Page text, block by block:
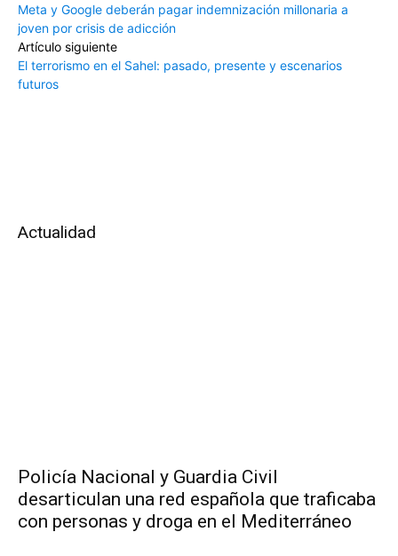
Meta y Google deberán pagar indemnización millonaria a
joven por crisis de adicción
Artículo siguiente
El terrorismo en el Sahel: pasado, presente y escenarios
futuros
Actualidad
Policía Nacional y Guardia Civil
desarticulan una red española que traficaba
con personas y droga en el Mediterráneo